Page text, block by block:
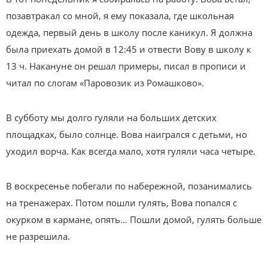
позавтракал со мной, я ему показала, где школьная
одежда, первый день в школу после каникул. Я должна
была приехать домой в 12:45 и отвести Вову в школу к
13 ч. Накануне он решал примеры, писал в прописи и
читал по слогам «Паровозик из Ромашково».
В субботу мы долго гуляли на больших детских
площадках, было солнце. Вова наигрался с детьми, но
уходил ворча. Как всегда мало, хотя гуляли часа четыре.
В воскресенье побегали по набережной, позанимались
на тренажерах. Потом пошли гулять, Вова попался с
окурком в кармане, опять… Пошли домой, гулять больше
не разрешила.